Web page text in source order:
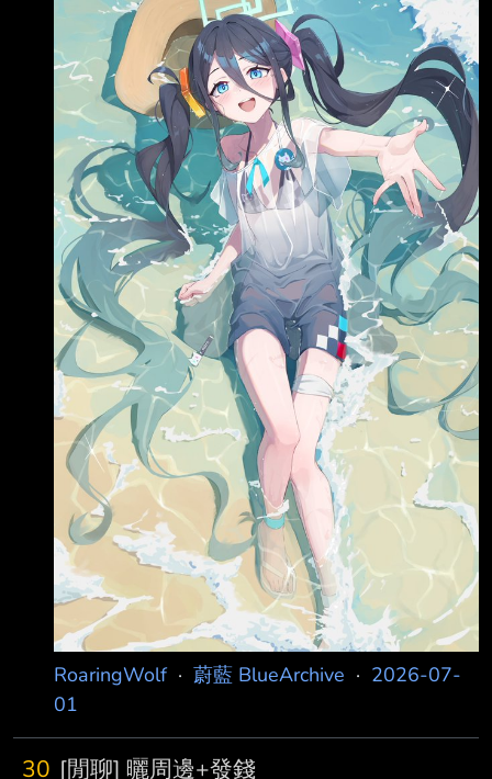
RoaringWolf· 蔚藍 BlueArchive · 2026-07-
01
30 [閒聊] 曬周邊+發錢